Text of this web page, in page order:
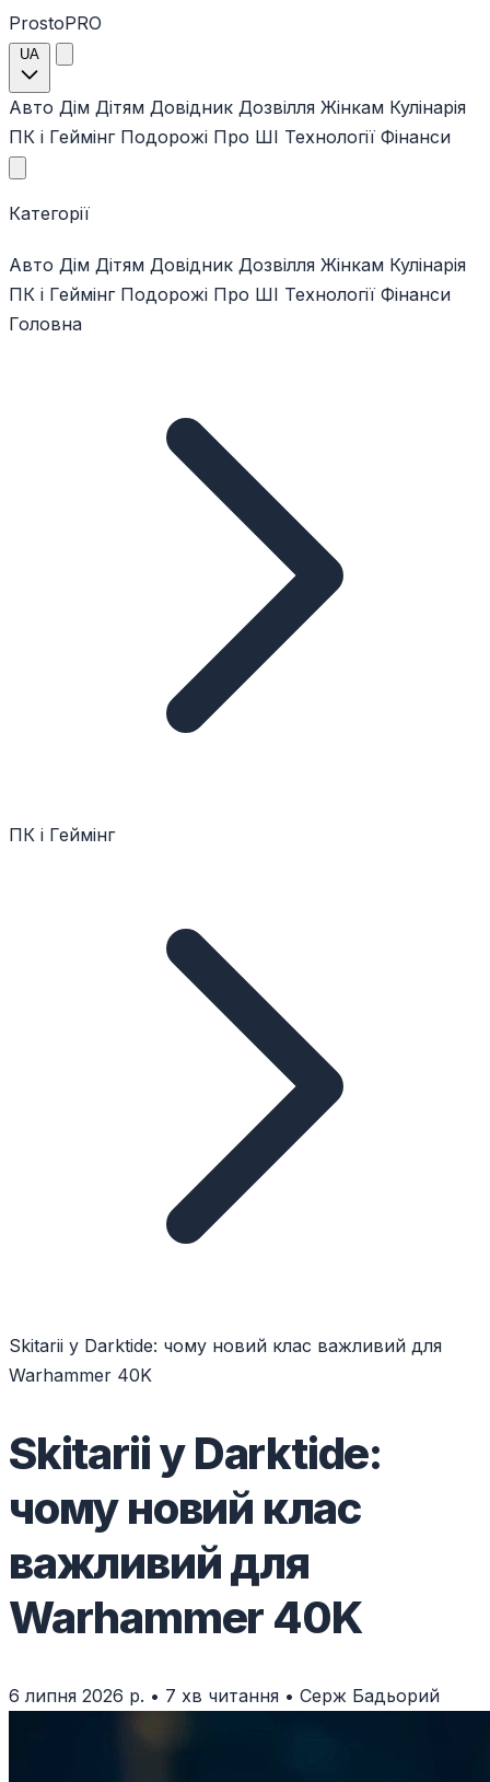
ProstoPRO
UA
Авто Дім Дітям Довідник Дозвілля Жінкам Кулінарія
ПК і Геймінг Подорожі Про ШІ Технології Фінанси
Категорії
Авто Дім Дітям Довідник Дозвілля Жінкам Кулінарія
ПК і Геймінг Подорожі Про ШІ Технології Фінанси
Головна
ПК і Геймінг
Skitarii у Darktide: чому новий клас важливий для
Warhammer 40K
Skitarii у Darktide:
чому новий клас
важливий для
Warhammer 40K
6 липня 2026 р. • 7 хв читання • Серж Бадьорий